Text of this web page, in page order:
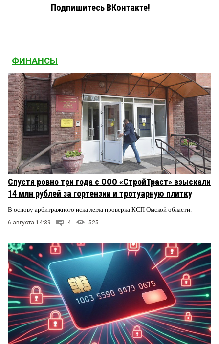
Подпишитесь ВКонтакте!
ФИНАНСЫ
Спустя ровно три года с ООО «СтройТраст» взыскали
14 млн рублей за гортензии и тротуарную плитку
В основу арбитражного иска легла проверка КСП Омской области.
6 августа 14:39 4 525